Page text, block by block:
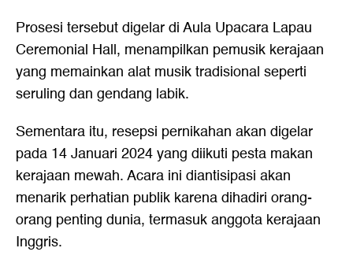
Prosesi tersebut digelar di Aula Upacara Lapau
Ceremonial Hall, menampilkan pemusik kerajaan
yang memainkan alat musik tradisional seperti
seruling dan gendang labik.
Sementara itu, resepsi pernikahan akan digelar
pada 14 Januari 2024 yang diikuti pesta makan
kerajaan mewah. Acara ini diantisipasi akan
menarik perhatian publik karena dihadiri orang-
orang penting dunia, termasuk anggota kerajaan
Inggris.